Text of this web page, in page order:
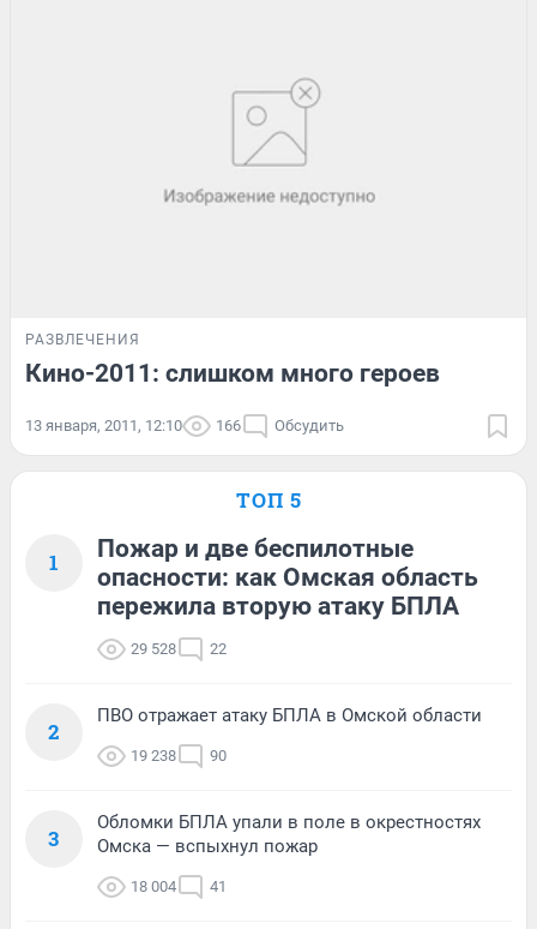
РАЗВЛЕЧЕНИЯ
Кино-2011: слишком много героев
13 января, 2011, 12:10 166 Обсудить
ТОП 5
1
Пожар и две беспилотные
опасности: как Омская область
пережила вторую атаку БПЛА
29 528 22
2
ПВО отражает атаку БПЛА в Омской области
19 238 90
3
Обломки БПЛА упали в поле в окрестностях
Омска — вспыхнул пожар
18 004 41